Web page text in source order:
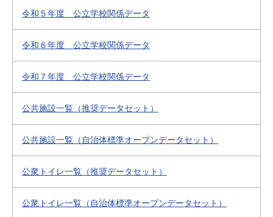
令和５年度 公立学校関係データ
令和６年度 公立学校関係データ
令和７年度 公立学校関係データ
公共施設一覧（推奨データセット）
公共施設一覧（自治体標準オープンデータセット）
公衆トイレ一覧（推奨データセット）
公衆トイレ一覧（自治体標準オープンデータセット）